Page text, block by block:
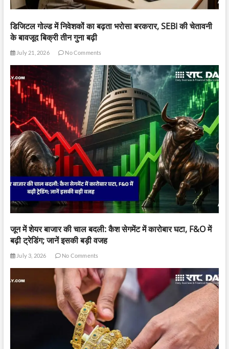
डिजिटल गोल्ड में निवेशकों का बढ़ता भरोसा बरकरार, SEBI की चेतावनी
के बावजूद बिक्री तीन गुना बढ़ी
July 21, 2026 No Comments
जून में शेयर बाजार की चाल बदली: कैश सेगमेंट में कारोबार घटा, F&O में
बढ़ी ट्रेडिंग; जानें इसकी बड़ी वजह
July 3, 2026 No Comments